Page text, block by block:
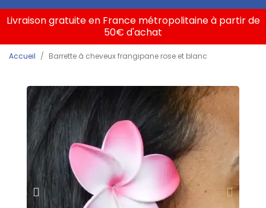
Livraison gratuite en France métropolitaine à partir de
50€ d'achat
Accueil Barrette à cheveux frangipane rose et blanc